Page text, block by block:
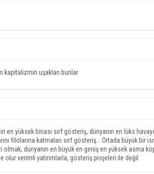
uşakları bunlar
en yüksek binası sırf gösteriş, dünyanın en lüks
filolarına katmaları sırf gösteriş... Ortada büyük bir
olmak, dünyanın en büyük en geniş en yüksek asma
verimli yatırımlarla, gösteriş projeleri ile değil